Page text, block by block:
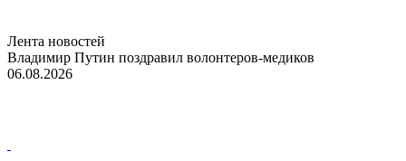
Лента новостей
Владимир Путин поздравил волонтеров-медиков
06.08.2026